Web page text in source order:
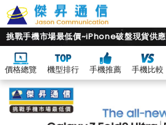
挑戰手機市場最低價~iPhone破盤現貨供應
價格總覽 機型排行 手機推薦 手機比較